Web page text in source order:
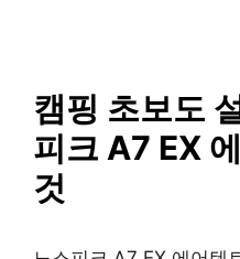
캠핑 초보도
피크 A7 EX
것